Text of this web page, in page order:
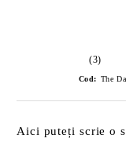
(3)
Cod: The
Aici puteți scrie o